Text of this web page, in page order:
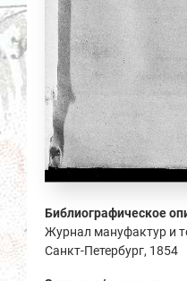
Библиографическое
Журнал мануфактур и
Санкт-Петербург, 1854